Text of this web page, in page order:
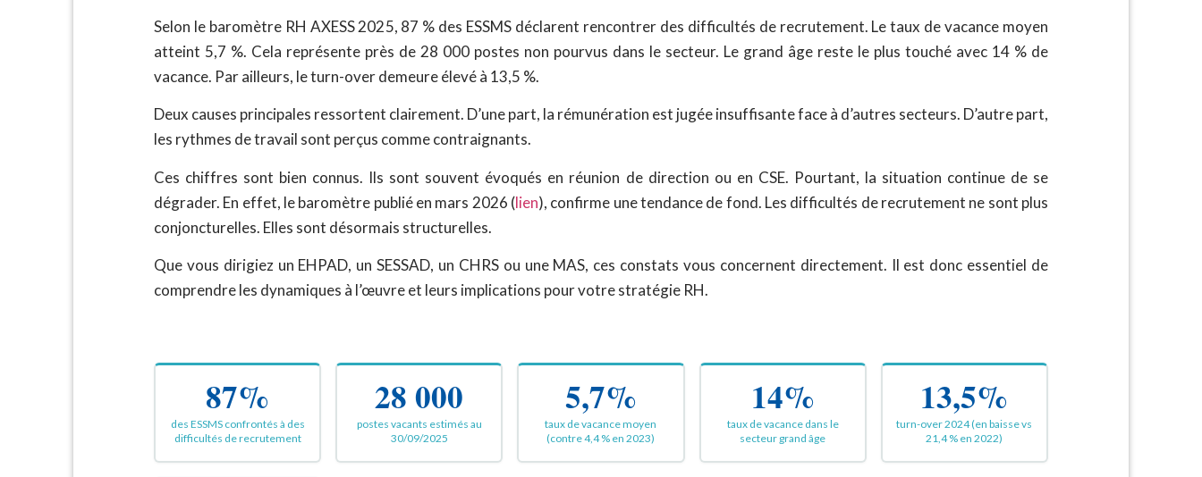
Selon le baromètre RH AXESS 2025, 87 % des ESSMS déclarent rencontrer des difficultés de recrutement. Le taux de vacance moyen
atteint 5,7 %. Cela représente près de 28 000 postes non pourvus dans le secteur. Le grand âge reste le plus touché avec 14 % de
vacance. Par ailleurs, le turn-over demeure élevé à 13,5 %.
Deux causes principales ressortent clairement. D’une part, la rémunération est jugée insuffisante face à d’autres secteurs. D’autre part,
les rythmes de travail sont perçus comme contraignants.
Ces chiffres sont bien connus. Ils sont souvent évoqués en réunion de direction ou en CSE. Pourtant, la situation continue de se
dégrader. En effet, le baromètre publié en mars 2026 (lien), confirme une tendance de fond. Les difficultés de recrutement ne sont plus
conjoncturelles. Elles sont désormais structurelles.
Que vous dirigiez un EHPAD, un SESSAD, un CHRS ou une MAS, ces constats vous concernent directement. Il est donc essentiel de
comprendre les dynamiques à l’œuvre et leurs implications pour votre stratégie RH.
87%
des ESSMS confrontés à des
difficultés de recrutement
28 000
postes vacants estimés au
30/09/2025
5,7%
taux de vacance moyen
(contre 4,4 % en 2023)
14%
taux de vacance dans le
secteur grand âge
13,5%
turn-over 2024 (en baisse vs
21,4 % en 2022)